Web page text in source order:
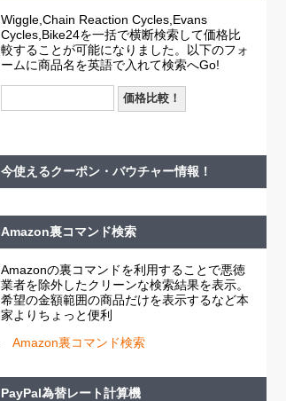
Wiggle,Chain Reaction Cycles,Evans
Cycles,Bike24を一括で横断検索して価格比
較することが可能になりました。以下のフォ
ームに商品名を英語で入れて検索へGo!
今使えるクーポン・バウチャー情報！
Amazon裏コマンド検索
Amazonの裏コマンドを利用することで悪徳
業者を除外したクリーンな検索結果を表示。
希望の金額範囲の商品だけを表示するなど本
家よりちょっと便利
Amazon裏コマンド検索
PayPal為替レート計算機